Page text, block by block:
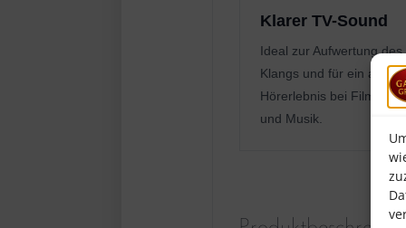
Klarer TV-Sound
Ideal zur Aufwertung des
Klangs und für ein
Hörerlebnis bei Filmen,
und Musik.